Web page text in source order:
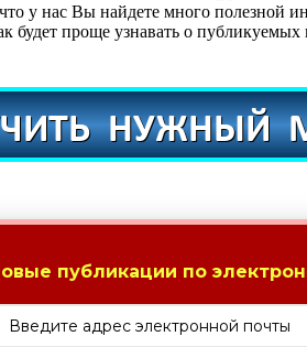
у нас Вы найдете много полезной
будет проще узнавать о публикуемых
публикации по